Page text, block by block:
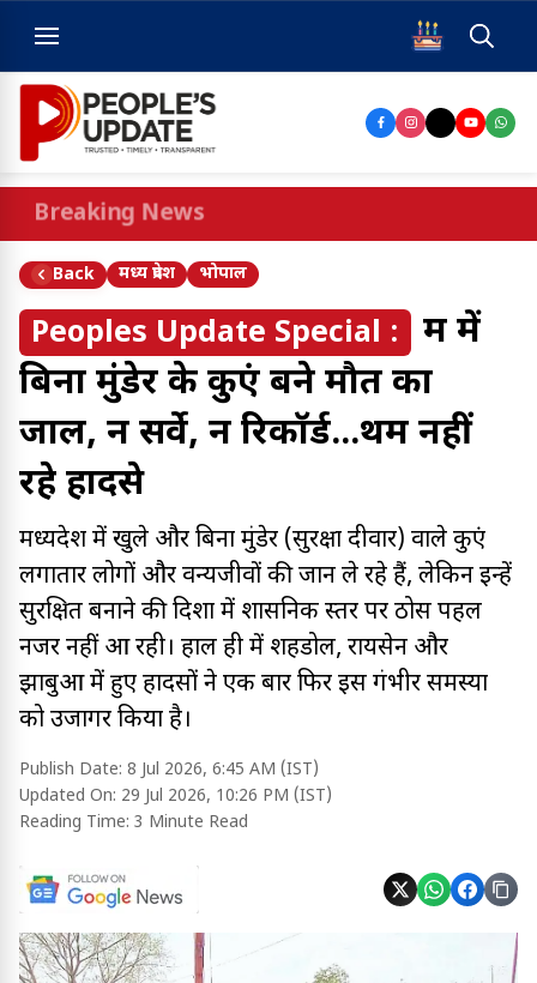
Breaking News
Back मध्य प्रदेश भोपाल
Peoples Update Special :
मप्र में
बिना मुंडेर के कुएं बने मौत का
जाल, न सर्वे, न रिकॉर्ड...थम नहीं
रहे हादसे
मध्यप्रदेश में खुले और बिना मुंडेर (सुरक्षा दीवार) वाले कुएं
लगातार लोगों और वन्यजीवों की जान ले रहे हैं, लेकिन इन्हें
सुरक्षित बनाने की दिशा में प्रशासनिक स्तर पर ठोस पहल
नजर नहीं आ रही। हाल ही में शहडोल, रायसेन और
झाबुआ में हुए हादसों ने एक बार फिर इस गंभीर समस्या
को उजागर किया है।
Publish Date: 8 Jul 2026, 6:45 AM (IST)
Updated On: 29 Jul 2026, 10:26 PM (IST)
Reading Time: 3 Minute Read